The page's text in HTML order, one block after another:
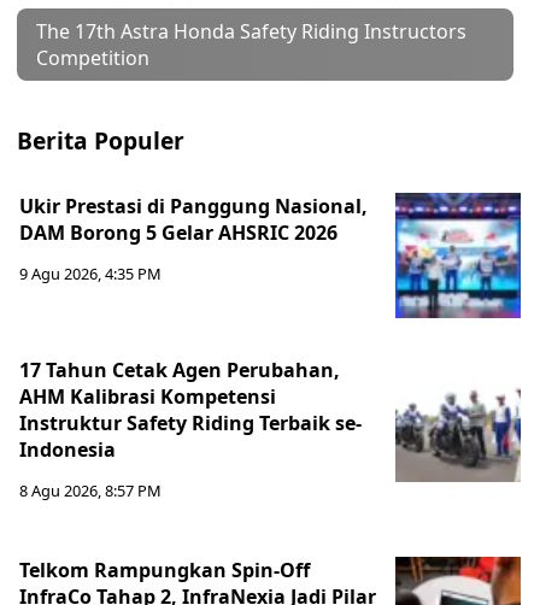
The 17th Astra Honda Safety Riding Instructors
Competition
Berita Populer
Ukir Prestasi di Panggung Nasional,
DAM Borong 5 Gelar AHSRIC 2026
9 Agu 2026, 4:35 PM
17 Tahun Cetak Agen Perubahan,
AHM Kalibrasi Kompetensi
Instruktur Safety Riding Terbaik se-
Indonesia
8 Agu 2026, 8:57 PM
Telkom Rampungkan Spin-Off
InfraCo Tahap 2, InfraNexia Jadi Pilar